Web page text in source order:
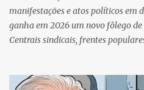
manifestações e atos políticos em
ganha em 2026 um novo fôlego
Centrais sindicais, frentes
em praças, avenidas e espaços